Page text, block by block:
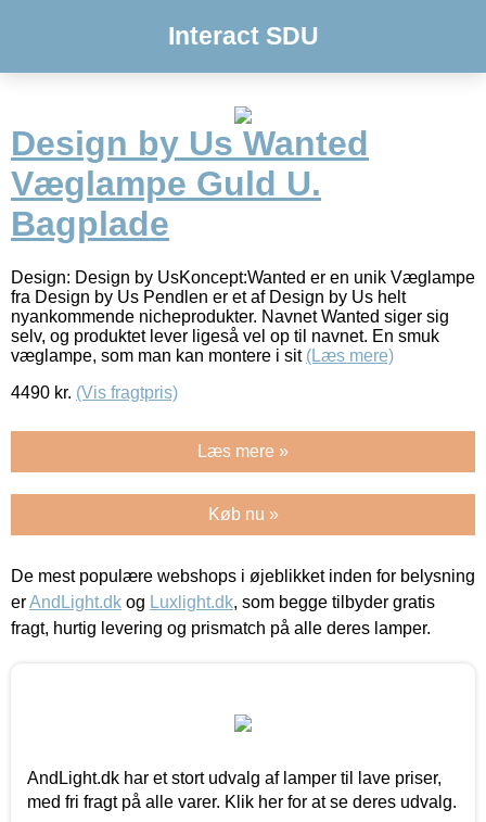
Interact SDU
Design by Us Wanted
Væglampe Guld U.
Bagplade
Design: Design by UsKoncept:Wanted er en unik Væglampe
fra Design by Us Pendlen er et af Design by Us helt
nyankommende nicheprodukter. Navnet Wanted siger sig
selv, og produktet lever ligeså vel op til navnet. En smuk
væglampe, som man kan montere i sit (Læs mere)
4490 kr. (Vis fragtpris)
Læs mere »
Køb nu »
De mest populære webshops i øjeblikket inden for belysning
erAndLight.dk og Luxlight.dk, som begge tilbyder gratis
fragt, hurtig levering og prismatch på alle deres lamper.
AndLight.dk har et stort udvalg af lamper til lave priser,
med fri fragt på alle varer. Klik her for at se deres udvalg.